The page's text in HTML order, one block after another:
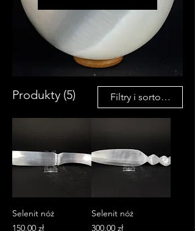
Produkty (5) Filtry i sortowanie
Selenit nóż
Cena
150,00 zł
Selenit nóż
Cena
300,00 zł